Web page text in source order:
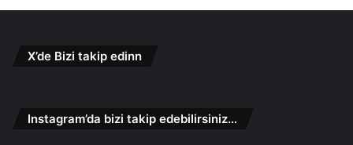
X’de Bizi takip edinn
Instagram’da bizi takip edebilirsiniz…